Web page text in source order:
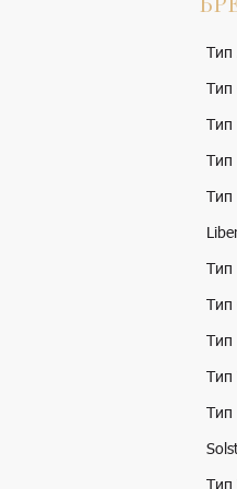
Тип
Тип
Тип
Тип
Тип
Тип
Тип
Тип
Тип
Тип
Тип